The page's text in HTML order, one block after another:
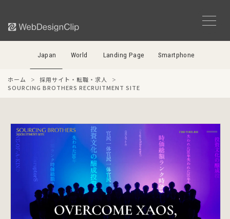
Japan World Landing Page Smartphone
ホーム
採用サイト・転職・求人
SOURCING BROTHERS RECRUITMENT SITE